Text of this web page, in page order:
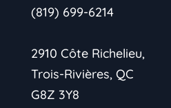
(819) 699-6214
2910 Côte Richelieu,
Trois-Rivières, QC
G8Z 3Y8